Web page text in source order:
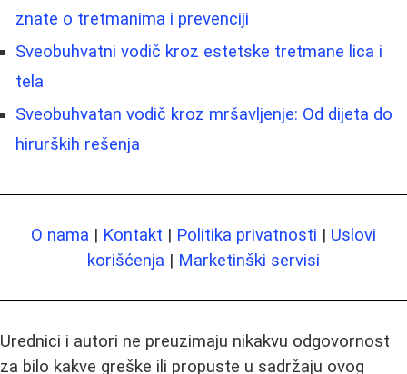
znate o tretmanima i prevenciji
Sveobuhvatni vodič kroz estetske tretmane lica i
tela
Sveobuhvatan vodič kroz mršavljenje: Od dijeta do
hirurških rešenja
O nama | Kontakt | Politika privatnosti | Uslovi
korišćenja | Marketinški servisi
Urednici i autori ne preuzimaju nikakvu odgovornost
za bilo kakve greške ili propuste u sadržaju ovog